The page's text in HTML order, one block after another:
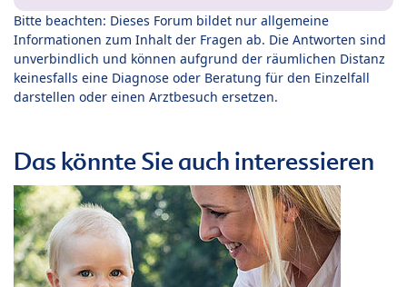
Bitte beachten: Dieses Forum bildet nur allgemeine
Informationen zum Inhalt der Fragen ab. Die Antworten sind
unverbindlich und können aufgrund der räumlichen Distanz
keinesfalls eine Diagnose oder Beratung für den Einzelfall
darstellen oder einen Arztbesuch ersetzen.
Das könnte Sie auch interessieren